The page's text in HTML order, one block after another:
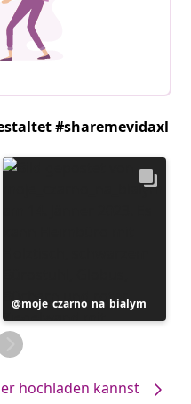
#sharemevidaxl
Beitrag
veröffentlicht
von
moje_czarno_na_bialym
hochladen kannst